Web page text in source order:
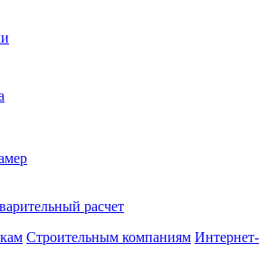
расчет
Строительным компаниям Интернет-